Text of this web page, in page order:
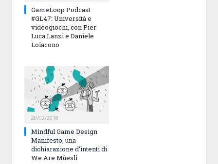
GameLoop Podcast
#GL47: Università e
videogiochi, con Pier
Luca Lanzi e Daniele
Loiacono
20/02/2018
Mindful Game Design
Manifesto, una
dichiarazione d’intenti di
We Are Müesli